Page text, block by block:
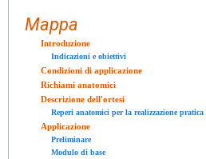
Mappa
Introduzione
Indicazioni e obiettivi
Condizioni di applicazione
Richiami anatomici
Descrizione dell'ortesi
Reperi anatomici per la realizzazione
Applicazione
Preliminare
Modulo di base